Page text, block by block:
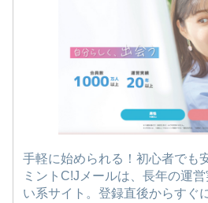
手軽に始められる！初心者でも
ミントC!Jメールは、長年の運
い系サイト。登録直後からすぐ